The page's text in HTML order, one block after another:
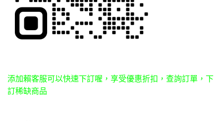
添加賴客服可以快速下訂喔，享受優惠折扣，查詢訂單，下
訂稀缺商品